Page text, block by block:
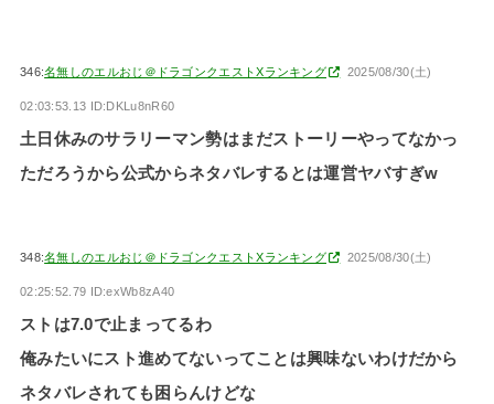
346:名無しのエルおじ＠ドラゴンクエストXランキング 2025/08/30(土)
02:03:53.13 ID:DKLu8nR60
土日休みのサラリーマン勢はまだストーリーやってなかっ
ただろうから公式からネタバレするとは運営ヤバすぎw
348:名無しのエルおじ＠ドラゴンクエストXランキング 2025/08/30(土)
02:25:52.79 ID:exWb8zA40
ストは7.0で止まってるわ
俺みたいにスト進めてないってことは興味ないわけだから
ネタバレされても困らんけどな